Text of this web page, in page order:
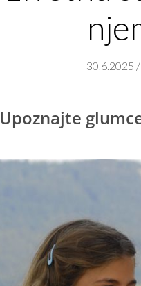
30.6.2025
Upoznajte